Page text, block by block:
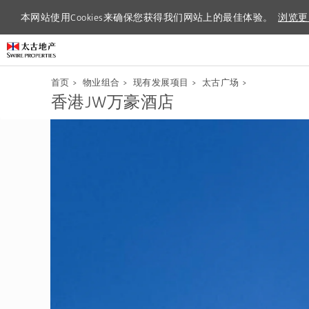
本网站使用Cookies来确保您获得我们网站上的最佳体验。 浏览
本网站使用Cookies来确保您获得我们网站上的最佳体验。 浏览
首页 > 物业组合 > 现有发展项目 > 太古广场 >
香港JW万豪酒店